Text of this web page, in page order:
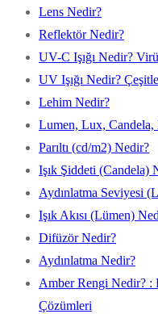
Lens Nedir?
Reflektör Nedir?
UV-C Işığı Nedir?
UV Işığı Nedir?
Lehim Nedir?
Lumen, Lux, Candela,
Parıltı (cd/m2) Nedir?
Işık Şiddeti (Candela)
Aydınlatma Seviyesi
Işık Akısı (Lümen)
Difüzör Nedir?
Aydınlatma Nedir?
Amber Rengi Nedir? :
Çözümleri